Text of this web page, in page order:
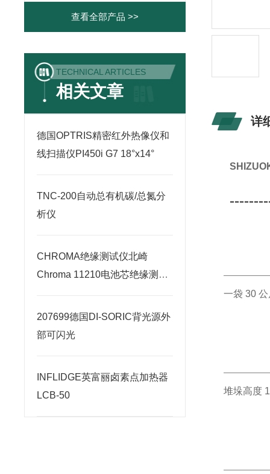
查看全部产品 >>
TECHNICAL ARTICLES
相关文章
德国OPTRIS精密红外热像仪和
线扫描仪PI450i G7 18°x14°
TNC-200自动总有机碳/总氮分
析仪
CHROMA绝缘测试仪北崎
Chroma 11210电池芯绝缘测试
207699德国DI-SORIC背光源外
部可闪光
INFLIDGE英富丽卤素点加热器
LCB-50
详
一袋 30
堆垛高度